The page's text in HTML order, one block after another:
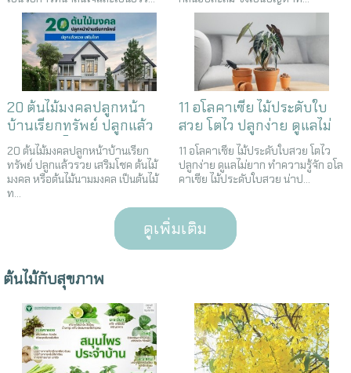
20 ต้นไม้มงคลปลูกหน้า
บ้านเรียกทรัพย์ ปลูกแล้ว
รวย เสริมโชค
20 ต้นไม้มงคลปลูกหน้าบ้านเรียก
ทรัพย์ ปลูกแล้วรวย เสริมโชค ต้นไม้
มงคล หรือต้นไม้นามมงคล เป็นต้นไม้
ท...
11 อโลคาเซีย ไม้ประดับใบ
สวย โตไว ปลูกง่าย ดูแลไม่
ยาก
11 อโลคาเซีย ไม้ประดับใบสวย โตไว
ปลูกง่าย ดูแลไม่ยาก ทำความรู้จัก อโล
คาเซีย ไม้ประดับใบสวย น่าป...
ดูเพิ่มเติม
ต้นไม้กับสุขภาพ